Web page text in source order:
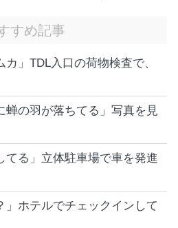
すめ記事
」TDL入口の荷物検査で、
蝉の羽が落ちてる」写真を見
てる」立体駐車場で車を発進
」ホテルでチェックインして